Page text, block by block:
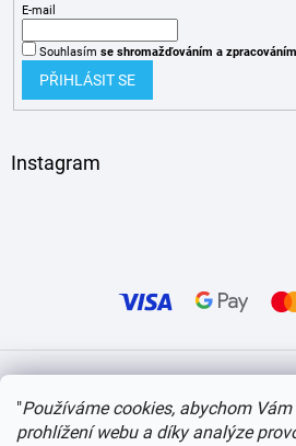
"Používáme cookies, abychom
prohlížení webu a díky analýze
E-mail
Souhlasím se shromažďováním a zpracováním
PŘIHLÁSIT SE
Instagram